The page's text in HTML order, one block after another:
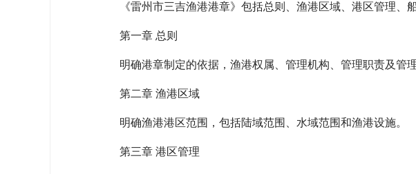
《雷州市三吉渔港港章》包括总则、渔港区域、港区管理、
第一章 总则
明确港章制定的依据，渔港权属、管理机构、管理职责及管理
第二章 渔港区域
明确渔港港区范围，包括陆域范围、水域范围和渔港设施。
第三章 港区管理